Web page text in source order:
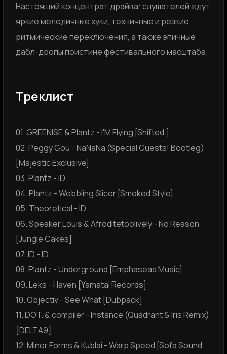
Настоящий концентрат драйва: слушателей ждут
яркие мелодичные хуки, техничные и резкие
ритмические переключения, а также эпичные
дабл-дропы поистине фестивального масштаба.
Треклист
01. GREENISE & Plantz - I'M Flying [Shifted.]
02. Peggy Gou - NaNaNa (Special Guests! Bootleg)
[Majestic Exclusive]
03. Plantz - ID
04. Plantz - Wobbling Slicer [Smoked Style]
05. Theoretical - ID
06. Speaker Louis & Afroditetoolively - No Reason
[Jungle Cakes]
07. ID - ID
08. Plantz - Underground [Emphaseas Music]
09. Leks - Haven [Yamatai Records]
10. Objectiv - See What [Dubpack]
11. DOT. & compiler - Instance (Quadrant & Iris Remix)
[DELTA9]
12. Minor Forms & Kublai - Warp Speed [Sofa Sound